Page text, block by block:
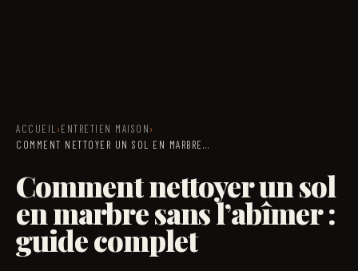
ACCUEIL ›ENTRETIEN MAISON›
COMMENT NETTOYER UN SOL EN MARBRE…
Comment nettoyer un sol
en marbre sans l’abîmer :
guide complet